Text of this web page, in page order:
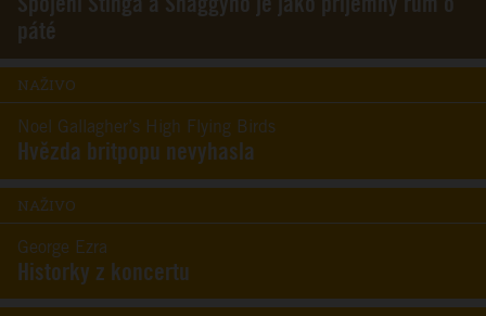
páté
NAŽIVO
Noel Gallagher’s High Flying Birds
Hvězda britpopu nevyhasla
NAŽIVO
George Ezra
Historky z koncertu